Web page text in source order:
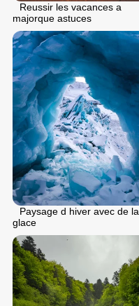
Reussir les vacances a
majorque astuces
Paysage d hiver avec de la
glace